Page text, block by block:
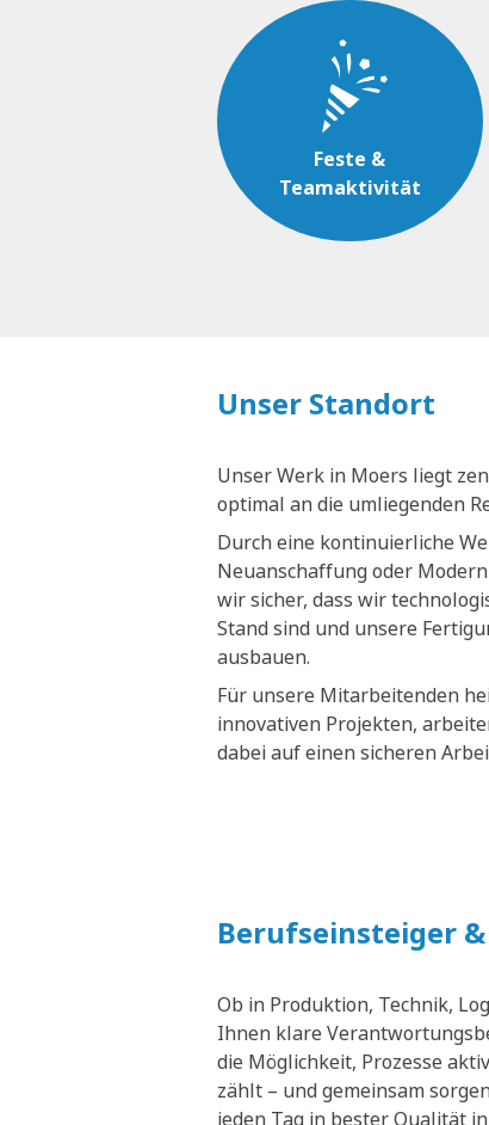
Feste &
Teamaktivität
Unser Standort
Unser Werk in Moers liegt
optimal an die umliegenden
Durch eine kontinuierliche
Neuanschaffung oder
wir sicher, dass wir
Stand sind und unsere
ausbauen.
Für unsere Mitarbeitenden
innovativen Projekten,
dabei auf einen sicheren
Berufseinsteiger
Ob in Produktion, Technik,
Ihnen klare
die Möglichkeit, Prozesse
zählt – und gemeinsam
jeden Tag in bester Qualität